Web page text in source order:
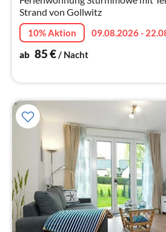
Strand von Gollwitz
10% Aktion
09.08.2026 -
ab 85€/ Nacht